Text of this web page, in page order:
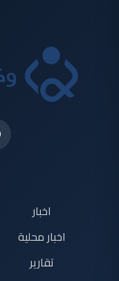
اخبار
اخبار محلية
تقارير